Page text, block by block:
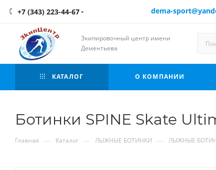
+7 (343) 223-44-67 dema-
Экипировочный центр имени
Дементьева
КАТАЛОГ О КОМПАНИИ
Ботинки SPINE Skate
Главная — Каталог — ЛЫЖНЫЕ БОТИНКИ — ЛЫЖНЫЕ